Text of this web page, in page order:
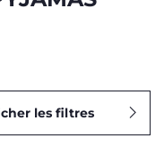
les filtres